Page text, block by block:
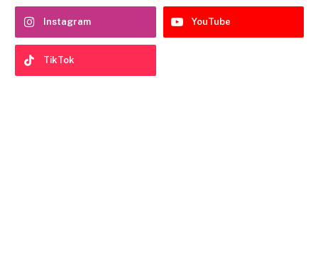
Instagram YouTube
TikTok